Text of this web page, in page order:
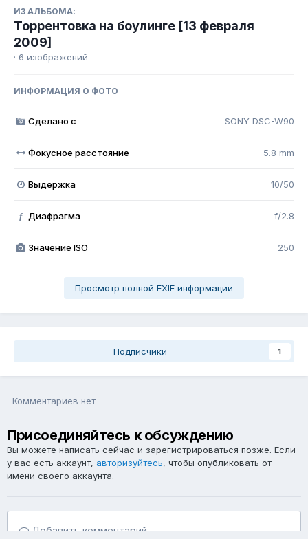
ИЗ АЛЬБОМА:
Торрентовка на боулинге [13 февраля
2009]
· 6 изображений
ИНФОРМАЦИЯ О ФОТО
Сделано с SONY DSC-W90
Фокусное расстояние 5.8 mm
Выдержка 10/50
f Диафрагма f/2.8
Значение ISO 250
Просмотр полной EXIF информации
Подписчики 1
Комментариев нет
Присоединяйтесь к обсуждению
Вы можете написать сейчас и зарегистрироваться позже. Если
у вас есть аккаунт, авторизуйтесь, чтобы опубликовать от
имени своего аккаунта.
Добавить комментарий...